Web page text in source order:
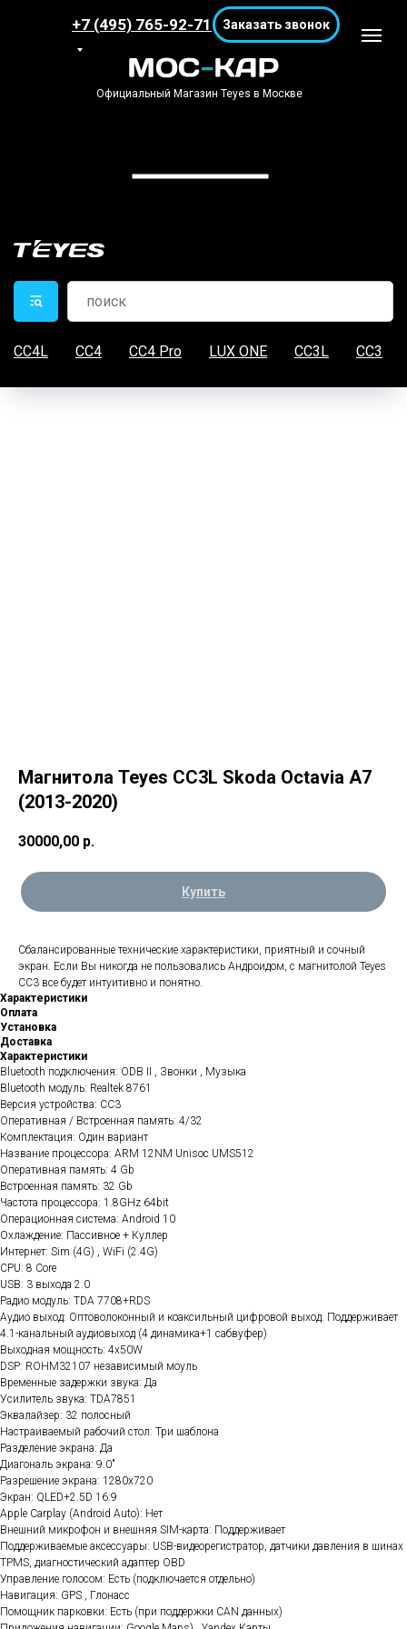
Официальный Магазин Teyes в Москве
+7 (495) 765-92-71 Заказать звонок
CC4L CC4 CC4 Pro LUX ONE CC3L CC3
Магнитола Teyes CC3L Skoda Octavia A7
(2013-2020)
30000,00 р.
Купить
Сбалансированные технические характеристики, приятный и сочный
экран. Если Вы никогда не пользовались Андроидом, с магнитолой Teyes
CC3 все будет интуитивно и понятно.
Характеристики
Оплата
Установка
Доставка
Характеристики
Bluetooth подключения: ODB II , Звонки , Музыка
Bluetooth модуль: Realtek 8761
Версия устройства: CC3
Оперативная / Встроенная память: 4/32
Комплектация: Один вариант
Название процессора: ARM 12NM Unisoc UMS512
Оперативная память: 4 Gb
Встроенная память: 32 Gb
Частота процессора: 1.8GHz 64bit
Операционная система: Android 10
Охлаждение: Пассивное + Куллер
Интернет: Sim (4G) , WiFi (2.4G)
CPU: 8 Core
USB: 3 выхода 2.0
Радио модуль: TDA 7708+RDS
Аудио выход: Оптоволоконный и коаксильный цифровой выход. Поддерживает
4.1-канальный аудиовыход (4 динамика+1 сабвуфер)
Выходная мощность: 4x50W
DSP: ROHM32107 независимый моуль
Временные задержки звука: Да
Усилитель звука: TDA7851
Эквалайзер: 32 полосный
Настраиваемый рабочий стол: Три шаблона
Разделение экрана: Да
Диагональ экрана: 9.0"
Разрешение экрана: 1280x720
Экран: QLED+2.5D 16:9
Apple Carplay (Android Auto): Нет
Внешний микрофон и внешняя SIM-карта: Поддерживает
Поддерживаемые аксессуары: USB-видеорегистратор, датчики давления в шинах
TPMS, диагностический адаптер OBD
Управление голосом: Есть (подключается отдельно)
Навигация: GPS , Глонасс
Помощник парковки: Есть (при поддержки CAN данных)